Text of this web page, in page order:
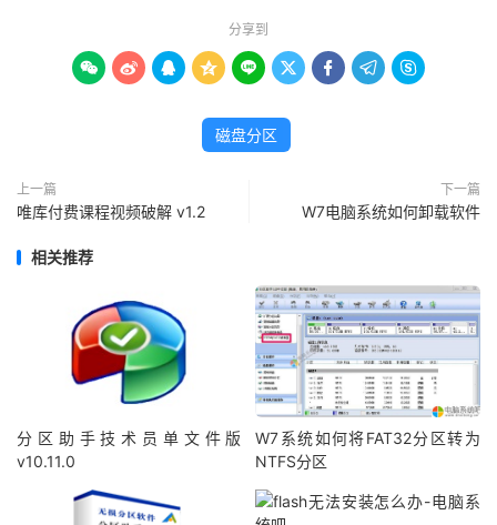
分享到
        
磁盘分区
上一篇
唯库付费课程视频破解 v1.2
下一篇
W7电脑系统如何卸载软件
相关推荐
分区助手技术员单文件版
v10.11.0
W7系统如何将FAT32分区转为
NTFS分区